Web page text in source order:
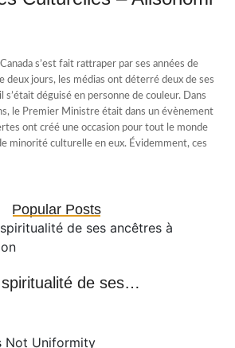
s’est fait rattraper par ses années de
deux jours, les médias ont déterré deux de ses
s’était déguisé en personne de couleur. Dans
le Premier Ministre était dans un évènement
ont créé une occasion pour tout le monde
minorité culturelle en eux. Évidemment, ces
Popular Posts
de ses…